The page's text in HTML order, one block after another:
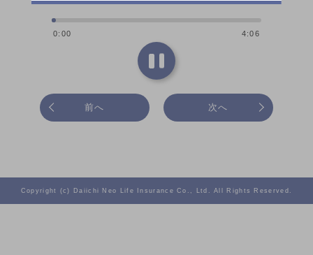
0:00 4:06
前へ 次へ
Copyright (c) Daiichi Neo Life Insurance Co., Ltd. All Rights Reserved.